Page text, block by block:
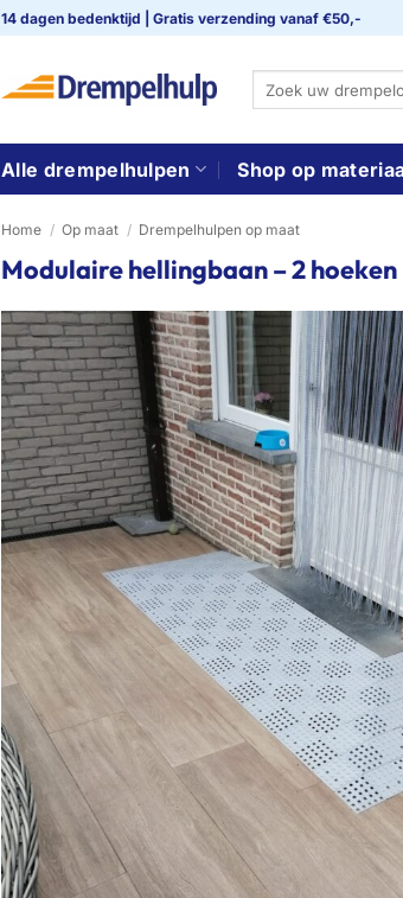
14 dagen bedenktijd | Gratis verzending vanaf €50,-
Alle drempelhulpen Shop op
Home / Op maat / Drempelhulpen op maat
Modulaire hellingbaan – 2 hoeken